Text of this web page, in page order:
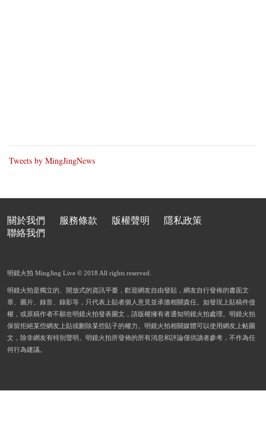
Tweets by MingJingNews
關於我們 服務條款 版權聲明
隱私政策
聯絡我們
明鏡火拍 MingJing Live © 2018 All rights reserved.
明鏡火拍是獨立的、開放式的資訊平臺，歡迎網友自由發貼，網友自行發佈的書面文
章、圖片、錄音、錄影等，只代表上貼者個人意見並承擔相關責任。如發現上貼稿件侵
權，或原稿作者不願在明鏡火拍發表圖文，請版權擁有者通知明鏡火拍處理。明鏡火拍
保留拒絕某些網友上貼或刪除某些貼子的權力。明鏡火拍相關媒體可以使用網友上帖圖
文，除非網友有特別聲明。明鏡火拍所發佈的所有消息和評論僅供讀者參考，不作為任
何行為建議。